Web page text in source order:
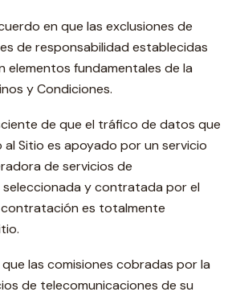
en que las exclusiones de
de responsabilidad establecidas
elementos fundamentales de la
y Condiciones.
de que el tráfico de datos que
Sitio es apoyado por un servicio
de servicios de
y contratada por el
es totalmente
las comisiones cobradas por la
de telecomunicaciones de su